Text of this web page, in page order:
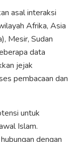
asal interaksi
Afrika, Asia
Mesir, Sudan
data
jejak
pembacaan dan
untuk
Islam.
dengan